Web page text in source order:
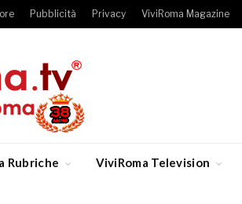
Pubblicità Privacy ViviRoma Magazine
Rubriche ViviRoma Television